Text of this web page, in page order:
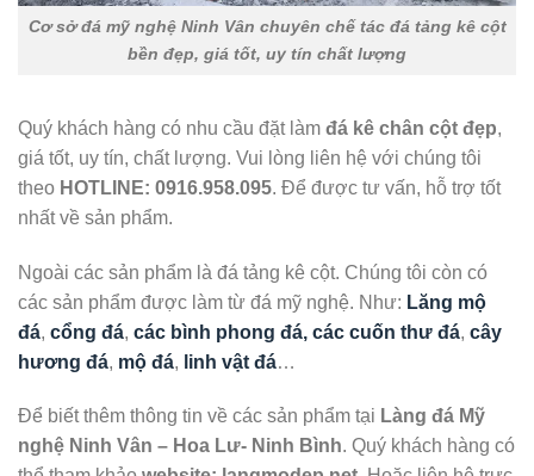
Cơ sở đá mỹ nghệ Ninh Vân chuyên chế tác đá tảng kê cột
bền đẹp, giá tốt, uy tín chất lượng
Quý khách hàng có nhu cầu đặt làm đá kê chân cột đẹp,
giá tốt, uy tín, chất lượng. Vui lòng liên hệ với chúng tôi
theo HOTLINE: 0916.958.095. Để được tư vấn, hỗ trợ tốt
nhất về sản phẩm.
Ngoài các sản phẩm là đá tảng kê cột. Chúng tôi còn có
các sản phẩm được làm từ đá mỹ nghệ. Như: Lăng mộ
đá, cổng đá, các bình phong đá, các cuốn thư đá, cây
hương đá, mộ đá, linh vật đá…
Để biết thêm thông tin về các sản phẩm tại Làng đá Mỹ
nghệ Ninh Vân – Hoa Lư- Ninh Bình. Quý khách hàng có